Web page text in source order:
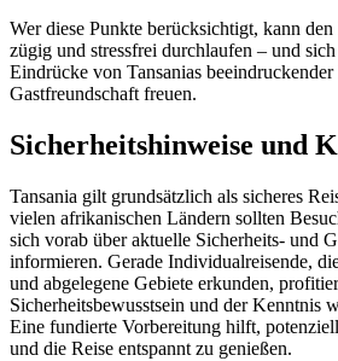
Wer diese Punkte berücksichtigt, kann den
zügig und stressfrei durchlaufen – und
Eindrücke von Tansanias
Gastfreundschaft freuen.
Sicherheitshinweise und
Tansania gilt grundsätzlich als sicheres
vielen afrikanischen Ländern sollten
sich vorab über aktuelle Sicherheits- und
informieren. Gerade Individualreisende,
und abgelegene Gebiete erkunden,
Sicherheitsbewusstsein und der Kenntnis
Eine fundierte Vorbereitung hilft,
und die Reise entspannt zu genießen.